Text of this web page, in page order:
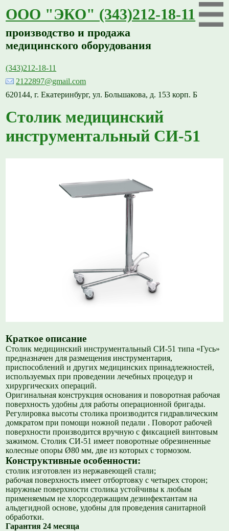
ООО "ЭКО" (343)212-18-11
производство и продажа
медицинского оборудования
(343)212-18-11
2122897@gmail.com
620144, г. Екатеринбург, ул. Большакова, д. 153 корп. Б
Столик медицинский
инструментальный СИ-51
Краткое описание
Столик медицинский инструментальный СИ-51 типа «Гусь»
предназначен для размещения инструментария,
приспособлений и других медицинских принадлежностей,
используемых при проведении лечебных процедур и
хирургических операций.
Оригинальная конструкция основания и поворотная рабочая
поверхность удобны для работы операционной бригады.
Регулировка высоты столика производится гидравлическим
домкратом при помощи ножной педали . Поворот рабочей
поверхности производится вручную с фиксацией винтовым
зажимом. Столик СИ-51 имеет поворотные обрезиненные
колесные опоры Ø80 мм, две из которых с тормозом.
Конструктивные особенности:
столик изготовлен из нержавеющей стали;
рабочая поверхность имеет отбортовку с четырех сторон;
наружные поверхности столика устойчивы к любым
применяемым не хлорсодержащим дезинфектантам на
альдегидной основе, удобны для проведения санитарной
обработки.
Гарантия 24 месяца